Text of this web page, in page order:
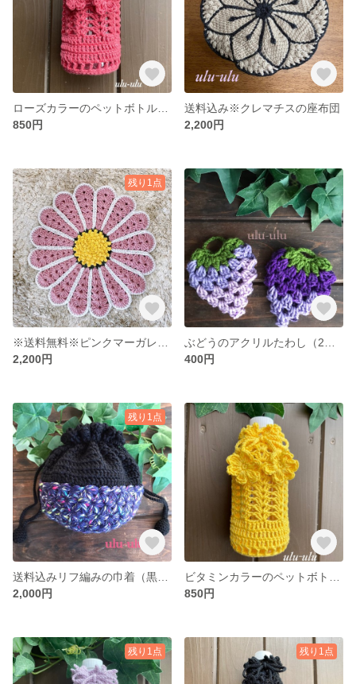
850円
送料込み※クレマチスの座布団
2,200円
残り1点
2,200円
400円
残り1点
2,000円
850円
残り1点 残り1点